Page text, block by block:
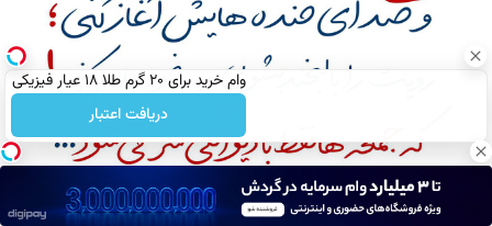
وام خرید برای ۲۰ گرم طلا ۱۸ عیار فیزیکی
دریافت اعتبار